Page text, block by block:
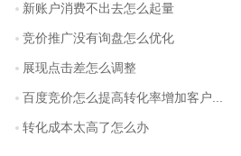
新账户消费不出去怎么起量
竞价推广没有询盘怎么优化
展现点击差怎么调整
百度竞价怎么提高转化率增加客户...
转化成本太高了怎么办